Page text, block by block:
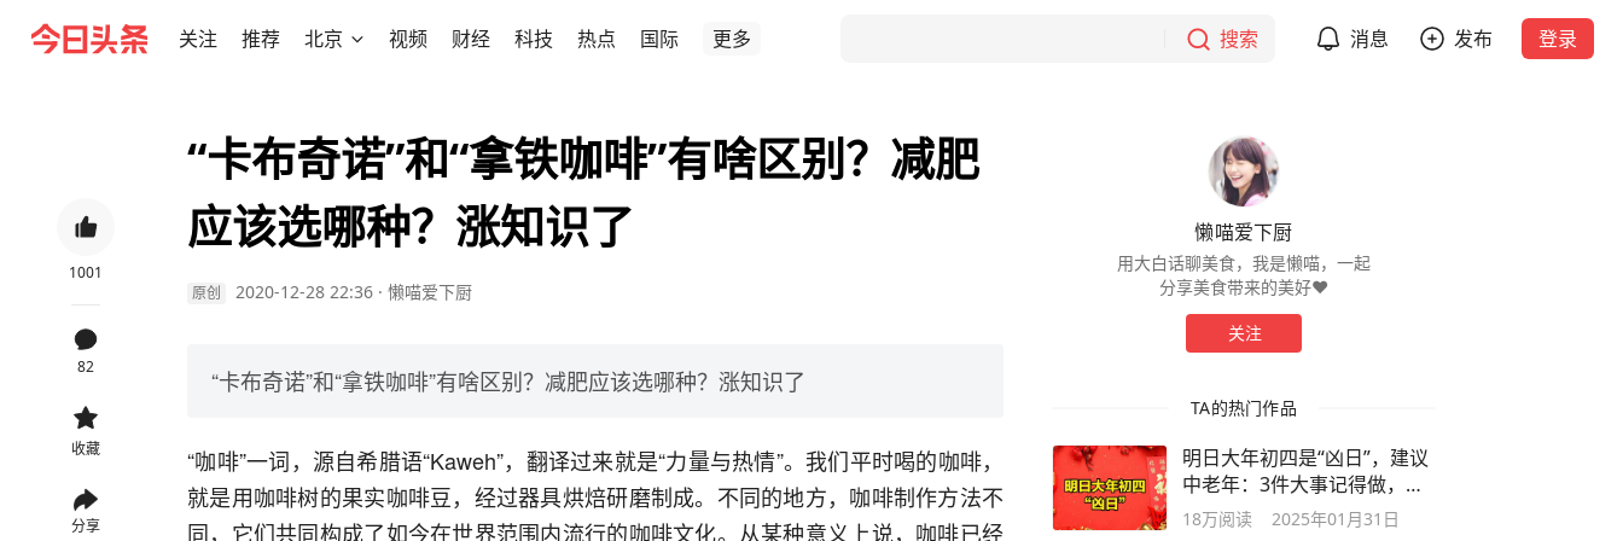
关注 推荐 北京 视频 财经 科技 热点 国际 更多 搜索 消息 发布 登录
1001
82
收藏
分享
“卡布奇诺”和“拿铁咖啡”有啥区别？减肥
应该选哪种？涨知识了
原创 2020-12-28 22:36 · 懒喵爱下厨
“卡布奇诺”和“拿铁咖啡”有啥区别？减肥应该选哪种？涨知识了
“咖啡”一词，源自希腊语“Kaweh”，翻译过来就是“力量与热情”。我们平时喝的咖啡，
就是用咖啡树的果实咖啡豆，经过器具烘焙研磨制成。不同的地方，咖啡制作方法不
同，它们共同构成了如今在世界范围内流行的咖啡文化。从某种意义上说，咖啡已经
懒喵爱下厨
用大白话聊美食，我是懒喵，一起
分享美食带来的美好❤️
关注
TA的热门作品
明日大年初四是“凶日”，建议
中老年：3件大事记得做，开
年顺利
18万阅读 2025年01月31日